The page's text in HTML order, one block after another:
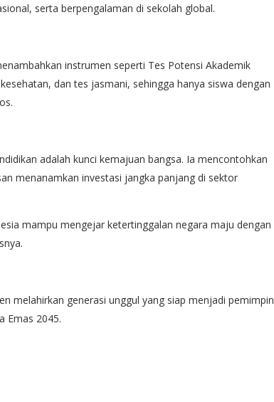
serta berpengalaman di sekolah global.
instrumen seperti Tes Potensi Akademik
dan tes jasmani, sehingga hanya siswa dengan
adalah kunci kemajuan bangsa. Ia mencontohkan
menanamkan investasi jangka panjang di sektor
mampu mengejar ketertinggalan negara maju dengan
melahirkan generasi unggul yang siap menjadi pemimpin
Emas 2045.